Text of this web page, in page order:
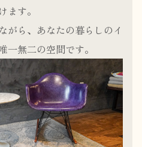
ます。
がら、あなたの暮らしのイ
一無二の空間です。